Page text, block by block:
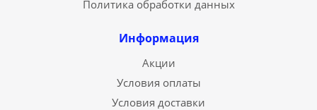
Политика обработки данных
Информация
Акции
Условия оплаты
Условия доставки